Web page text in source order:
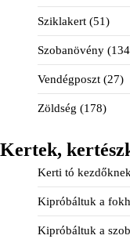
Sziklakert (51)
Szobanövény
Vendégposzt (27)
Zöldség (178)
Kertek,
Kerti tó
Kipróbáltuk a
Kipróbáltuk a